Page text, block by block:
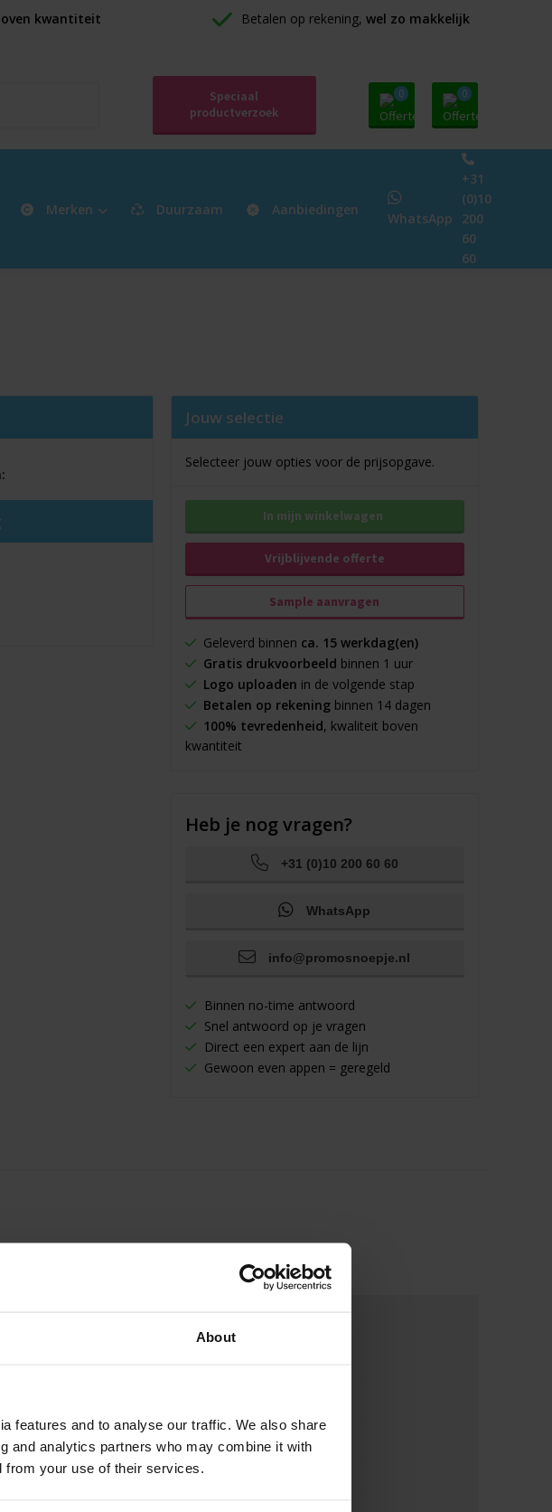
About
features and to analyse our traffic. We also share
and analytics partners who may combine it with
from your use of their services.
kwantiteit Betalen op rekening, wel zo makkelijk
Speciaal
productverzoek
0 0
Merken Duurzaam Aanbiedingen
WhatsApp
+31
(0)10
200
60
60
Jouw selectie
Selecteer jouw opties voor de prijsopgave.
In mijn winkelwagen
Vrijblijvende offerte
Sample aanvragen
Geleverd binnen ca. 15 werkdag(en)
Gratis drukvoorbeeld binnen 1 uur
Logo uploaden in de volgende stap
Betalen op rekeningbinnen 14 dagen
100% tevredenheid, kwaliteit boven
kwantiteit
Heb je nog vragen?
+31 (0)10 200 60 60
WhatsApp
info@promosnoepje.nl
Binnen no-time antwoord
Snel antwoord op je vragen
Direct een expert aan de lijn
Gewoon even appen = geregeld